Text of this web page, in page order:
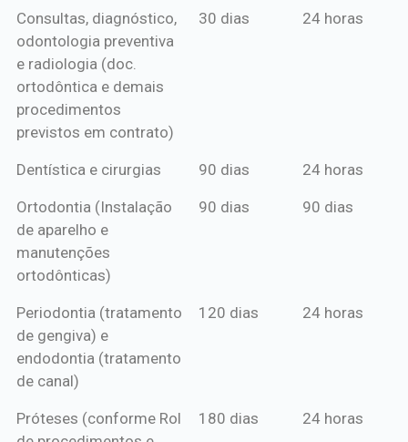
mensal*
de crédito
Consultas, diagnóstico,
odontologia preventiva
e radiologia (doc.
ortodôntica e demais
procedimentos
previstos em contrato)
30 dias 24 horas
Dentística e cirurgias 90 dias 24 horas
Ortodontia (Instalação
de aparelho e
manutenções
ortodônticas)
90 dias 90 dias
Periodontia (tratamento
de gengiva) e
endodontia (tratamento
de canal)
120 dias 24 horas
Próteses (conforme Rol
180 dias 24 horas